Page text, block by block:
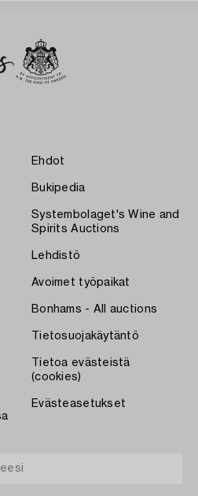
Ehdot
Bukipedia
Systembolaget's Wine and
Spirits Auctions
Lehdistö
Avoimet työpaikat
Bonhams - All auctions
Tietosuojakäytäntö
Tietoa evästeistä
(cookies)
Evästeasetukset